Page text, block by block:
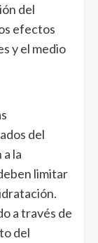
del
efectos
y el medio
del
la
limitar
a través de
del